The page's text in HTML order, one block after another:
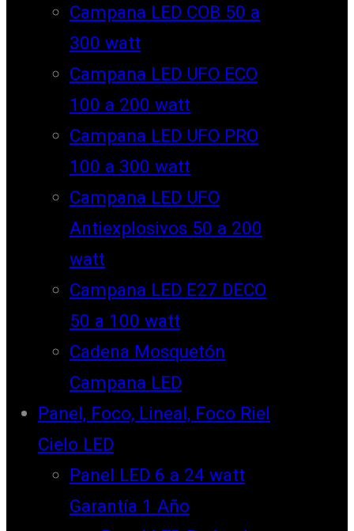
Campana LED COB 50 a
300 watt
Campana LED UFO ECO
100 a 200 watt
Campana LED UFO PRO
100 a 300 watt
Campana LED UFO
Antiexplosivos 50 a 200
watt
Campana LED E27 DECO
50 a 100 watt
Cadena Mosquetón
Campana LED
Panel, Foco, Lineal, Foco Riel
Cielo LED
Panel LED 6 a 24 watt
Garantía 1 Año